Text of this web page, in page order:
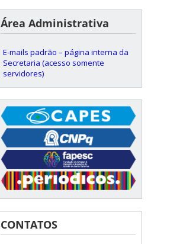
Área Administrativa
E-mails padrão – página interna da
Secretaria (acesso somente
servidores)
CONTATOS